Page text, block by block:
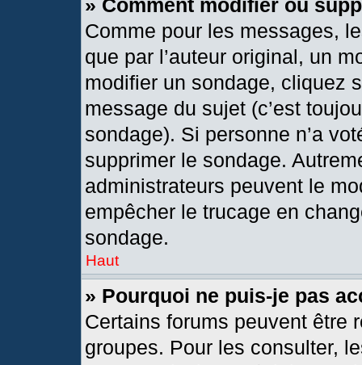
» Comment modifier ou
Comme pour les messages,
que par l’auteur original, un
modifier un sondage, cliquez
message du sujet (c’est
sondage). Si personne n’a
supprimer le sondage.
administrateurs peuvent le
empêcher le trucage en
sondage.
Haut
» Pourquoi ne puis-je pas
Certains forums peuvent être
groupes. Pour les consulter,